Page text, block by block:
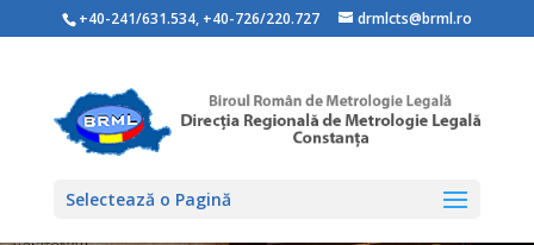
+40-241/631.534, +40-726/220.727 drmlcts@brml.ro
Selectează o Pagină